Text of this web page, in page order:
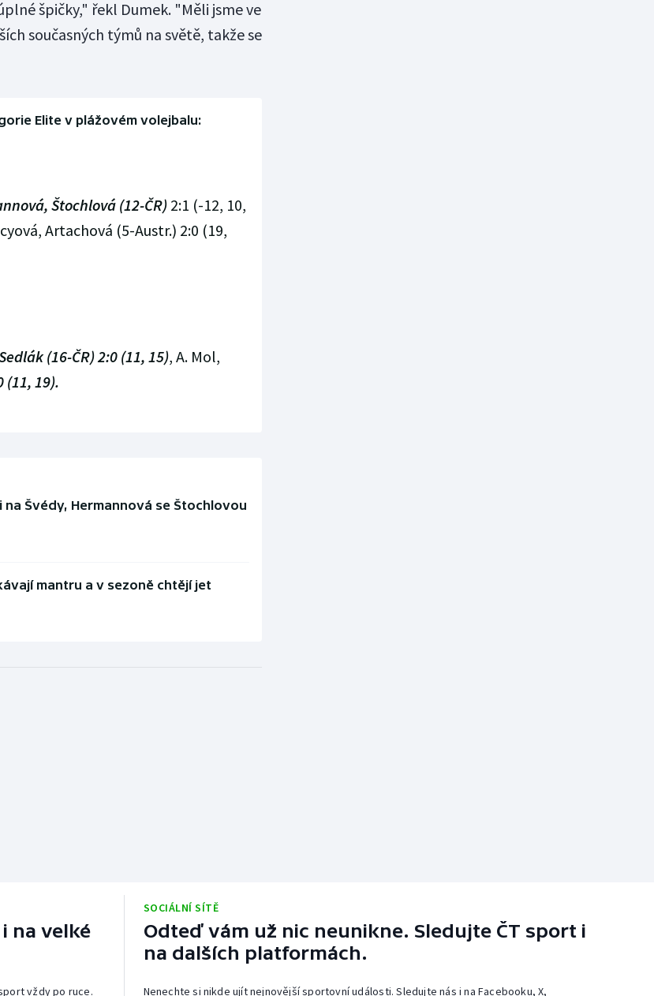
špičky," řekl Dumek. "Měli jsme ve
současných týmů na světě, takže se
Elite v plážovém volejbalu:
Štochlová (12-ČR)2:1 (-12, 10,
Artachová (5-Austr.) 2:0 (19,
(16-ČR) 2:0 (11, 15), A. Mol,
(11, 19).
na Švédy, Hermannová se Štochlovou
mantru a v sezoně chtějí jet
na velké
vždy po ruce.
SOCIÁLNÍ SÍTĚ
Odteď vám už nic neunikne. Sledujte ČT sport i
na dalších platformách.
Nenechte si nikde ujít nejnovější sportovní události. Sledujte nás i na Facebooku, X,